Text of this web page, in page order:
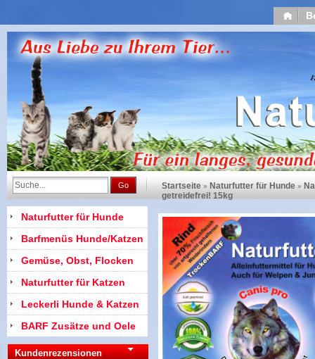
Go Startseite » Naturfutter für Hunde »
getreidefrei! 15kg
Naturfutter für Hunde
Barfmenüs Hunde/Katzen
Gemüse, Obst, Flocken
Naturfutter für Katzen
Leckerli Hunde & Katzen
BARF Zusätze und Oele
Kundenrezensionen